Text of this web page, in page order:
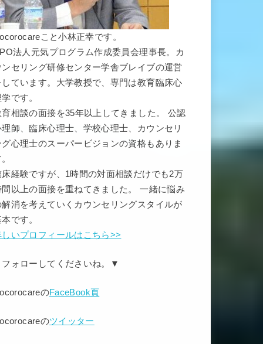
こと小林正幸です。
法人元気プログラム作成委員会理事長。カ
ンセリング研修センター学舎ブレイブの運営
しています。大学教授で、専門は教育臨床心
です。
育相談の面接を35年以上してきました。 公認
理師、臨床心理士、学校心理士、カウンセリ
グ心理士のスーパービジョンの資格もありま
床経験ですが、1時間の対面相談だけでも2万
間以上の面接を重ねてきました。 一緒に悩み
解消を考えていくカウンセリングスタイルが
です。
しいプロフィールはこちら>>
ォローしてくださいね。▼
のFaceBook頁
のツイッター